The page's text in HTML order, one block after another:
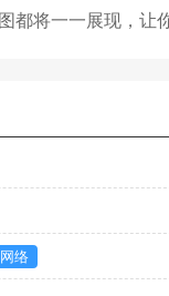
都将一一展现，让
络